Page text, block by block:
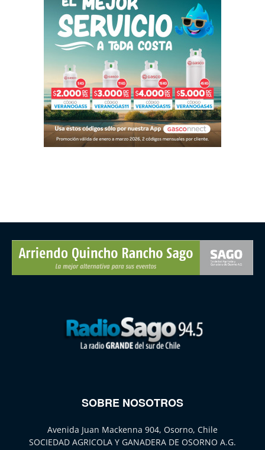
SOBRE NOSOTROS
Avenida Juan Mackenna 904, Osorno, Chile
SOCIEDAD AGRICOLA Y GANADERA DE OSORNO A.G.